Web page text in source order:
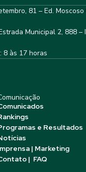
81 – Ed.
Municipal 2, 888
8 às 17 horas
e Resultados
| Marketing
| FAQ